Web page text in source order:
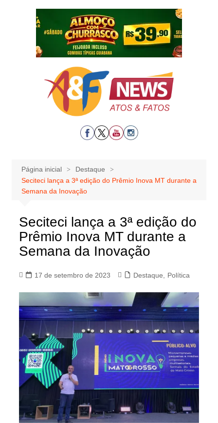
Página inicial
Destaque
Seciteci lança a 3ª edição do Prêmio Inova MT durante a
Semana da Inovação
Seciteci lança a 3ª edição do
Prêmio Inova MT durante a
Semana da Inovação
17 de setembro de 2023 Destaque Política